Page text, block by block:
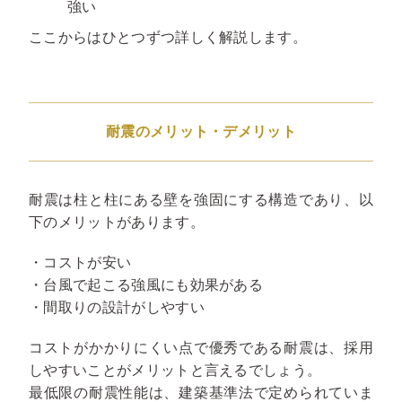
強い
ここからはひとつずつ詳しく解説します。
耐震のメリット・デメリット
耐震は柱と柱にある壁を強固にする構造であり、以
下のメリットがあります。
・コストが安い
・台風で起こる強風にも効果がある
・間取りの設計がしやすい
コストがかかりにくい点で優秀である耐震は、採用
しやすいことがメリットと言えるでしょう。
最低限の耐震性能は、建築基準法で定められていま